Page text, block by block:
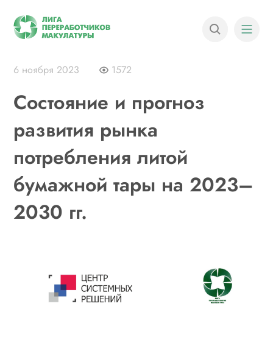
6 ноября 2023 1572
Состояние и прогноз
развития рынка
потребления литой
бумажной тары на 2023–
2030 гг.